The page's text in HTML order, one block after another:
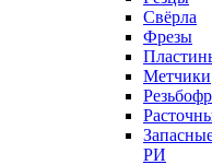
Свёрла
Фрезы
Метчики
РИ